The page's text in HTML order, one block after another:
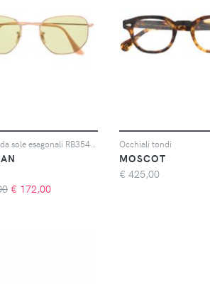
Occhiali da sole esagonali RB3548N
€ 172,00
Occhiali tondi
MOSCOT
€ 425,00